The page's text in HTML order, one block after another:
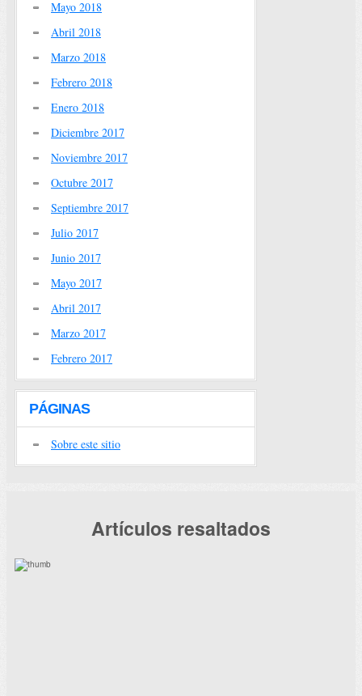
Mayo 2018
Abril 2018
Marzo 2018
Febrero 2018
Enero 2018
Diciembre 2017
Noviembre 2017
Octubre 2017
Septiembre 2017
Julio 2017
Junio 2017
Mayo 2017
Abril 2017
Marzo 2017
Febrero 2017
PÁGINAS
Sobre este sitio
Artículos resaltados